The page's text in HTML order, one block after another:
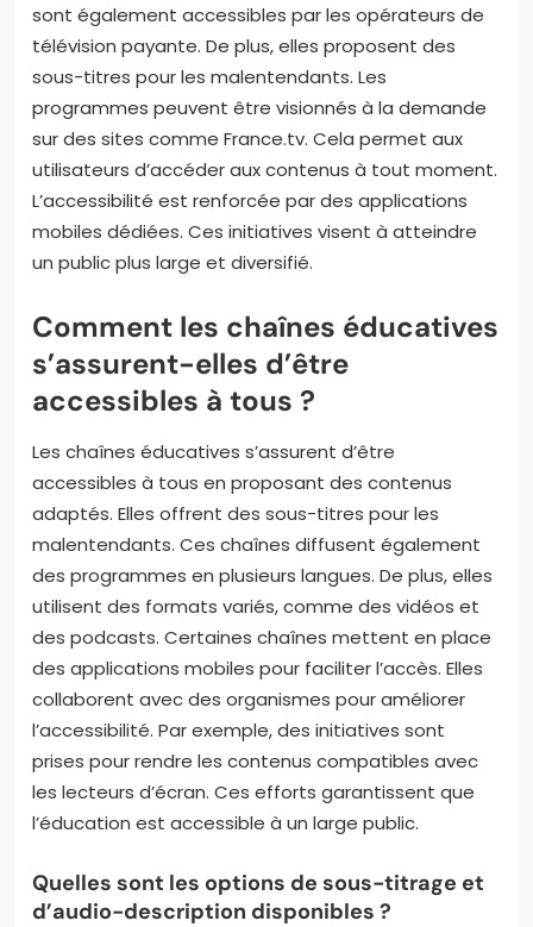
sont également accessibles par les opérateurs de
télévision payante. De plus, elles proposent des
sous-titres pour les malentendants. Les
programmes peuvent être visionnés à la demande
sur des sites comme France.tv. Cela permet aux
utilisateurs d’accéder aux contenus à tout moment.
L’accessibilité est renforcée par des applications
mobiles dédiées. Ces initiatives visent à atteindre
un public plus large et diversifié.
Comment les chaînes éducatives
s’assurent-elles d’être
accessibles à tous ?
Les chaînes éducatives s’assurent d’être
accessibles à tous en proposant des contenus
adaptés. Elles offrent des sous-titres pour les
malentendants. Ces chaînes diffusent également
des programmes en plusieurs langues. De plus, elles
utilisent des formats variés, comme des vidéos et
des podcasts. Certaines chaînes mettent en place
des applications mobiles pour faciliter l’accès. Elles
collaborent avec des organismes pour améliorer
l’accessibilité. Par exemple, des initiatives sont
prises pour rendre les contenus compatibles avec
les lecteurs d’écran. Ces efforts garantissent que
l’éducation est accessible à un large public.
Quelles sont les options de sous-titrage et
d’audio-description disponibles ?